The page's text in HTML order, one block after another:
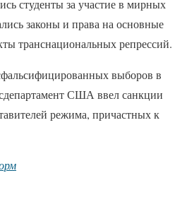
студенты за участие в мирных
законы и права на основные
транснациональных репрессий.
выборов в
США ввел санкции
режима, причастных к